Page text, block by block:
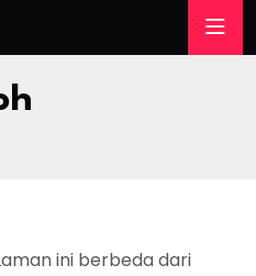
ini berbeda dari